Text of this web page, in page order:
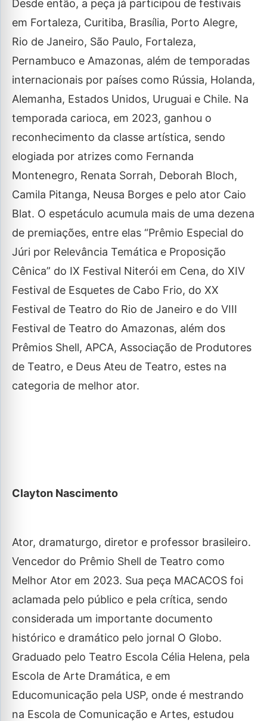
Desde então, a peça já participou de festivais
em Fortaleza, Curitiba, Brasília, Porto Alegre,
Rio de Janeiro, São Paulo, Fortaleza,
Pernambuco e Amazonas, além de temporadas
internacionais por países como Rússia, Holanda,
Alemanha, Estados Unidos, Uruguai e Chile. Na
temporada carioca, em 2023, ganhou o
reconhecimento da classe artística, sendo
elogiada por atrizes como Fernanda
Montenegro, Renata Sorrah, Deborah Bloch,
Camila Pitanga, Neusa Borges e pelo ator Caio
Blat. O espetáculo acumula mais de uma dezena
de premiações, entre elas “Prêmio Especial do
Júri por Relevância Temática e Proposição
Cênica” do IX Festival Niterói em Cena, do XIV
Festival de Esquetes de Cabo Frio, do XX
Festival de Teatro do Rio de Janeiro e do VIII
Festival de Teatro do Amazonas, além dos
Prêmios Shell, APCA, Associação de Produtores
de Teatro, e Deus Ateu de Teatro, estes na
categoria de melhor ator.
Clayton Nascimento
Ator, dramaturgo, diretor e professor brasileiro.
Vencedor do Prêmio Shell de Teatro como
Melhor Ator em 2023. Sua peça MACACOS foi
aclamada pelo público e pela crítica, sendo
considerada um importante documento
histórico e dramático pelo jornal O Globo.
Graduado pelo Teatro Escola Célia Helena, pela
Escola de Arte Dramática, e em
Educomunicação pela USP, onde é mestrando
na Escola de Comunicação e Artes, estudou